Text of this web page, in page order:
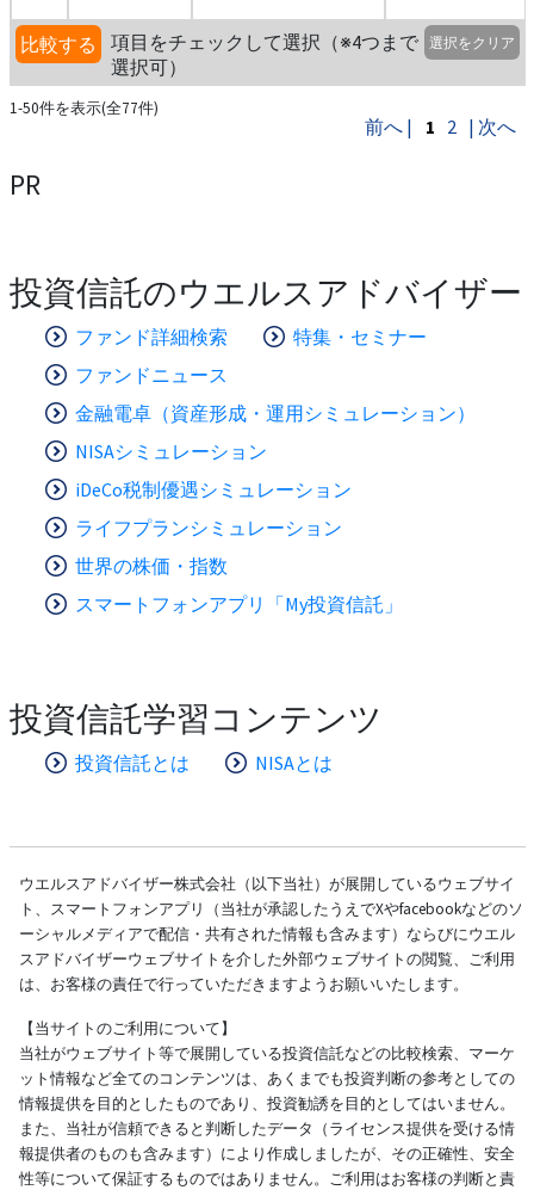
比較する
項目をチェックして選択（※4つまで
選択可）
選択をクリア
1-50件を表示(全77件)
前へ | 1 2 | 次へ
PR
投資信託のウエルスアドバイザー
ファンド詳細検索
特集・セミナー
ファンドニュース
金融電卓（資産形成・運用シミュレーション）
NISAシミュレーション
iDeCo税制優遇シミュレーション
ライフプランシミュレーション
世界の株価・指数
スマートフォンアプリ「My投資信託」
投資信託学習コンテンツ
投資信託とは NISAとは
ウエルスアドバイザー株式会社（以下当社）が展開しているウェブサイ
ト、スマートフォンアプリ（当社が承認したうえでXやfacebookなどのソ
ーシャルメディアで配信・共有された情報も含みます）ならびにウエル
スアドバイザーウェブサイトを介した外部ウェブサイトの閲覧、ご利用
は、お客様の責任で行っていただきますようお願いいたします。
【当サイトのご利用について】
当社がウェブサイト等で展開している投資信託などの比較検索、マーケ
ット情報など全てのコンテンツは、あくまでも投資判断の参考としての
情報提供を目的としたものであり、投資勧誘を目的としてはいません。
また、当社が信頼できると判断したデータ（ライセンス提供を受ける情
報提供者のものも含みます）により作成しましたが、その正確性、安全
性等について保証するものではありません。ご利用はお客様の判断と責